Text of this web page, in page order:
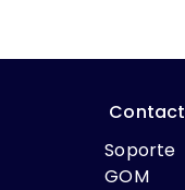
Soporte
GOM